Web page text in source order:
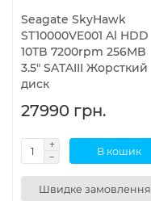
Seagate SkyHawk
ST10000VE001 Al HDD
10TB 7200rpm 256MB
3.5" SATAIII Жорсткий
диск
27990 грн.
В кошик
Швидке замовлення